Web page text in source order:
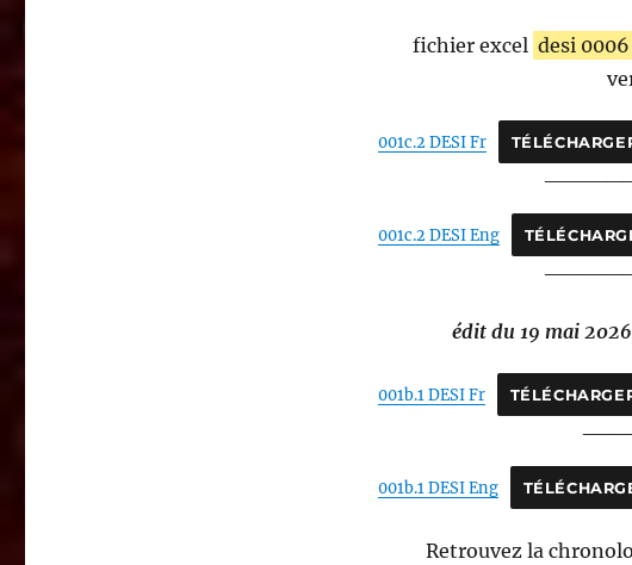
fichier excel desi
001c.2 DESI Fr
001c.2 DESI Eng
édit du 19 mai
001b.1 DESI Fr
001b.1 DESI Eng
Retrouvez la